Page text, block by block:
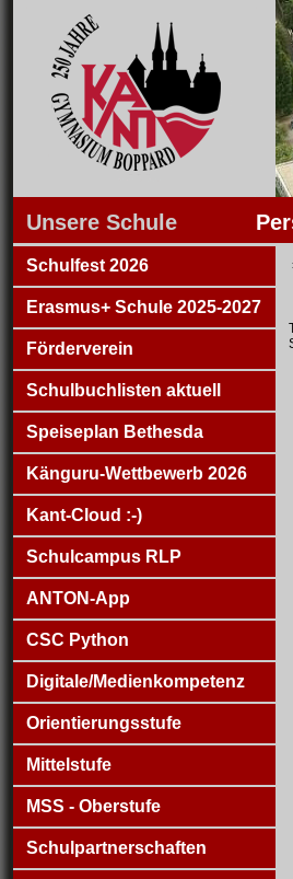
Unsere Schule
Schulfest 2026
Erasmus+ Schule 2025-2027
Förderverein
Schulbuchlisten aktuell
Speiseplan Bethesda
Känguru-Wettbewerb 2026
Kant-Cloud :-)
Schulcampus RLP
ANTON-App
CSC Python
Digitale/Medienkompetenz
Orientierungsstufe
Mittelstufe
MSS - Oberstufe
Schulpartnerschaften